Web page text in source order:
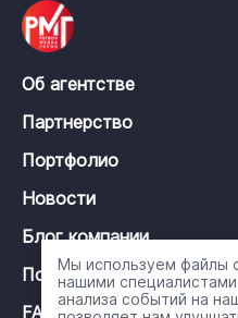
Об агентстве
Партнерство
Портфолио
Новости
Блог компании
Политика
FAQ
Мы используем файлы
нашими
анализа событий на